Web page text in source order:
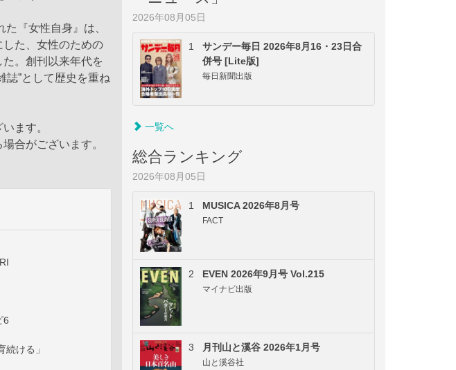
『女性自身』は、
た、女性のための
。創刊以来年代を
誌”として歴史を重ね
ます。
合がございます。
6
ける」
2026年08月05日
1
サンデー毎日 2026年8月16・23日合
併号 [Lite版]
毎日新聞出版
一覧へ
総合ランキング
2026年08月05日
1 MUSICA 2026年8月号
FACT
2 EVEN 2026年9月号 Vol.215
マイナビ出版
3 月刊山と溪谷 2026年1月号
山と溪谷社